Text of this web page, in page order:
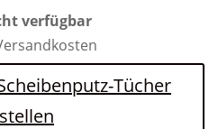
verfügbar
Tücher